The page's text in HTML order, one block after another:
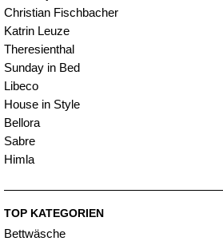
Christian Fischbacher
Katrin Leuze
Theresienthal
Sunday in Bed
Libeco
House in Style
Bellora
Sabre
Himla
TOP KATEGORIEN
Bettwäsche